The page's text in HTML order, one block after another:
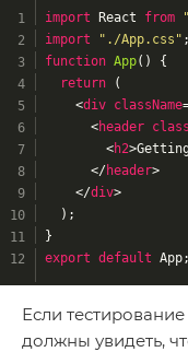
import React from
import
"./App.css" ;
function App( ) {
return (
<div className
<header
<h2>
</header>
</div>
  );
}
export default App;
Если
должны увидеть,